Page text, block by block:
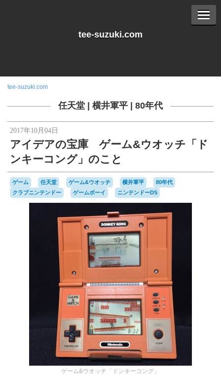
tee-suzuki.com
tee-suzuki.com
任天堂 横井軍平 80年代
2017年10月04日
アイデアの宝庫 ゲーム&ウオッチ「ド
ンキーコング」のこと
ゲーム 任天堂 ゲーム&ウオッチ 横井軍平
80年代
クラブニンテンドー
ゲームボーイ ニンテンドーDS
ゲーム&ウオッチ「ドンキーコング」